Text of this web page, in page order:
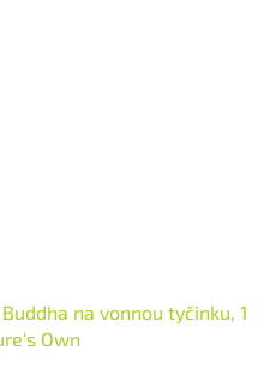
na vonnou tyčinku, 1
Own